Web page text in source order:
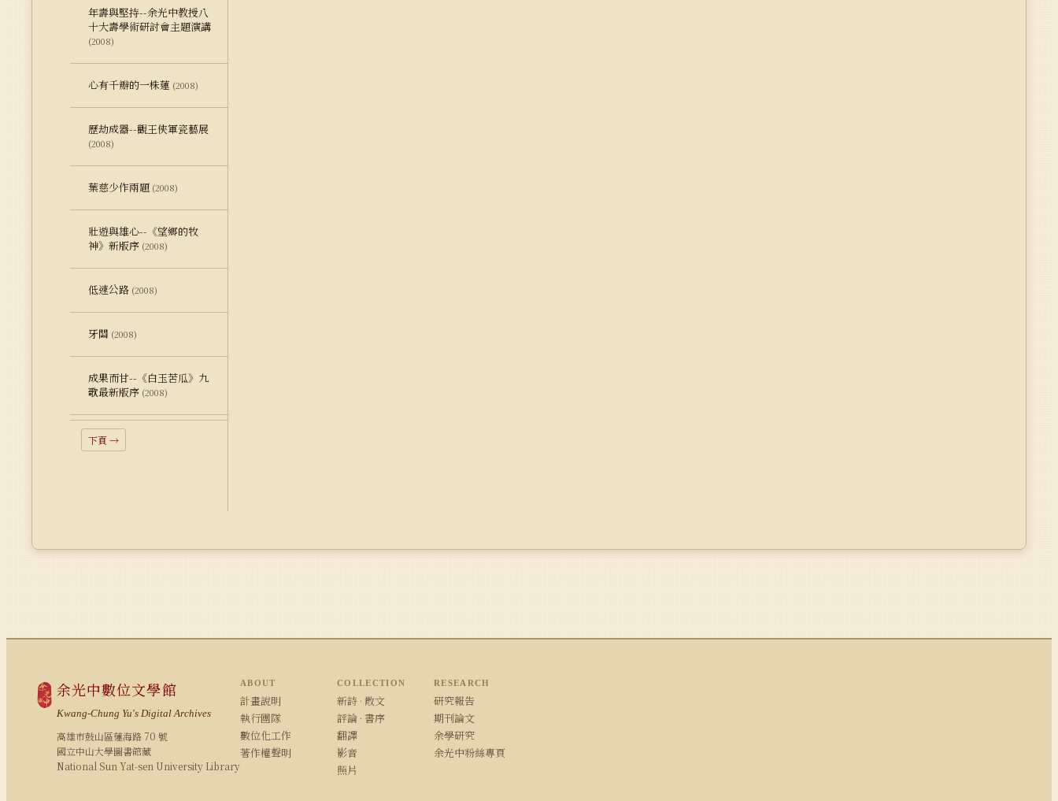
年壽與堅持--余光中教授八
十大壽學術研討會主題演講
(2008)
心有千瓣的一株蓮 (2008)
歷劫成器--觀王俠軍瓷藝展
(2008)
葉慈少作兩題 (2008)
壯遊與雄心--《望鄉的牧
神》新版序 (2008)
低速公路 (2008)
牙關 (2008)
成果而甘--《白玉苦瓜》九
歌最新版序 (2008)
下頁 →
余光中數位文學館
Kwang-Chung Yu's Digital Archives
高雄市鼓山區蓮海路 70 號
國立中山大學圖書館藏
National Sun Yat-sen University Library
ABOUT
計畫說明
執行團隊
數位化工作
著作權聲明
COLLECTION
新詩 · 散文
評論 · 書序
翻譯
影音
照片
RESEARCH
研究報告
期刊論文
余學研究
余光中粉絲專頁